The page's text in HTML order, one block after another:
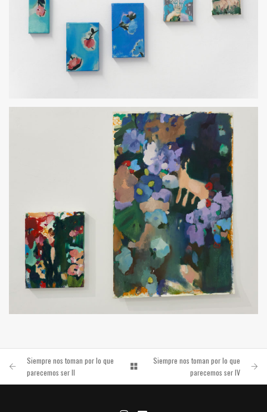
PEQUES
TODO LO PROFUNDO AMA EL DISFRAZ. 2023
TODO LO PROFUNDO AMA EL DISFRAZ. 2023
Siempre nos toman por lo que
parecemos ser II
Siempre nos toman por lo que
parecemos ser IV